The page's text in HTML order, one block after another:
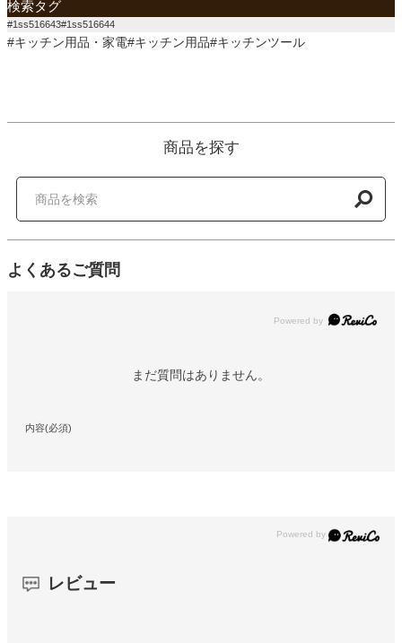
検索タグ
#1ss516643#1ss516644
#キッチン用品・家電#キッチン用品#キッチンツール
商品を探す
よくあるご質問
Powered by
まだ質問はありません。
内容(必須)
レビュー